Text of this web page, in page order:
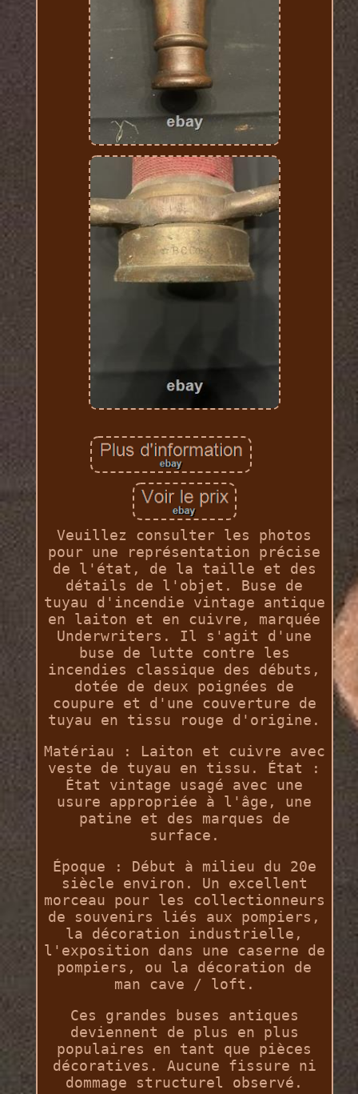
Veuillez consulter les photos
pour une représentation précise
de l'état, de la taille et des
détails de l'objet. Buse de
tuyau d'incendie vintage antique
en laiton et en cuivre, marquée
Underwriters. Il s'agit d'une
buse de lutte contre les
incendies classique des débuts,
dotée de deux poignées de
coupure et d'une couverture de
tuyau en tissu rouge d'origine.
Matériau : Laiton et cuivre avec
veste de tuyau en tissu. État :
État vintage usagé avec une
usure appropriée à l'âge, une
patine et des marques de
surface.
Époque : Début à milieu du 20e
siècle environ. Un excellent
morceau pour les collectionneurs
de souvenirs liés aux pompiers,
la décoration industrielle,
l'exposition dans une caserne de
pompiers, ou la décoration de
man cave / loft.
Ces grandes buses antiques
deviennent de plus en plus
populaires en tant que pièces
décoratives. Aucune fissure ni
dommage structurel observé.